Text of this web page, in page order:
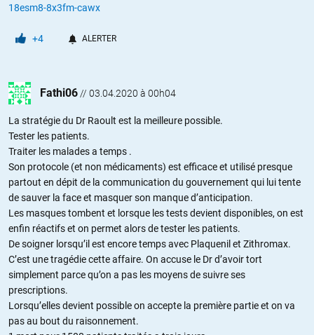
18esm8-8x3fm-cawx
+4 ALERTER
Fathi06 // 03.04.2020 à 00h04
La stratégie du Dr Raoult est la meilleure possible.
Tester les patients.
Traiter les malades a temps .
Son protocole (et non médicaments) est efficace et utilisé presque
partout en dépit de la communication du gouvernement qui lui tente
de sauver la face et masquer son manque d’anticipation.
Les masques tombent et lorsque les tests devient disponibles, on est
enfin réactifs et on permet alors de tester les patients.
De soigner lorsqu’il est encore temps avec Plaquenil et Zithromax.
C’est une tragédie cette affaire. On accuse le Dr d’avoir tort
simplement parce qu’on a pas les moyens de suivre ses
prescriptions.
Lorsqu’elles devient possible on accepte la première partie et on va
pas au bout du raisonnement.